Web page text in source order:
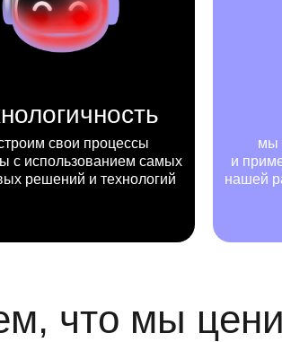
свои процессы
с использованием самых
решений и технологий
мы
и
нашей
что мы